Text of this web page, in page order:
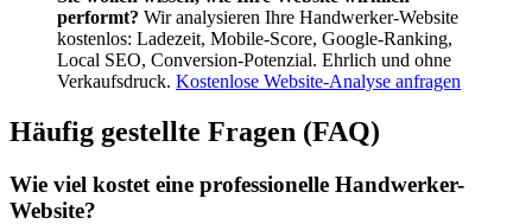
performt? Wir analysieren Ihre Handwerker-Website
kostenlos: Ladezeit, Mobile-Score, Google-Ranking,
Local SEO, Conversion-Potenzial. Ehrlich und ohne
Verkaufsdruck. Kostenlose Website-Analyse anfragen
Häufig gestellte Fragen (FAQ)
Wie viel kostet eine professionelle Handwerker-
Website?